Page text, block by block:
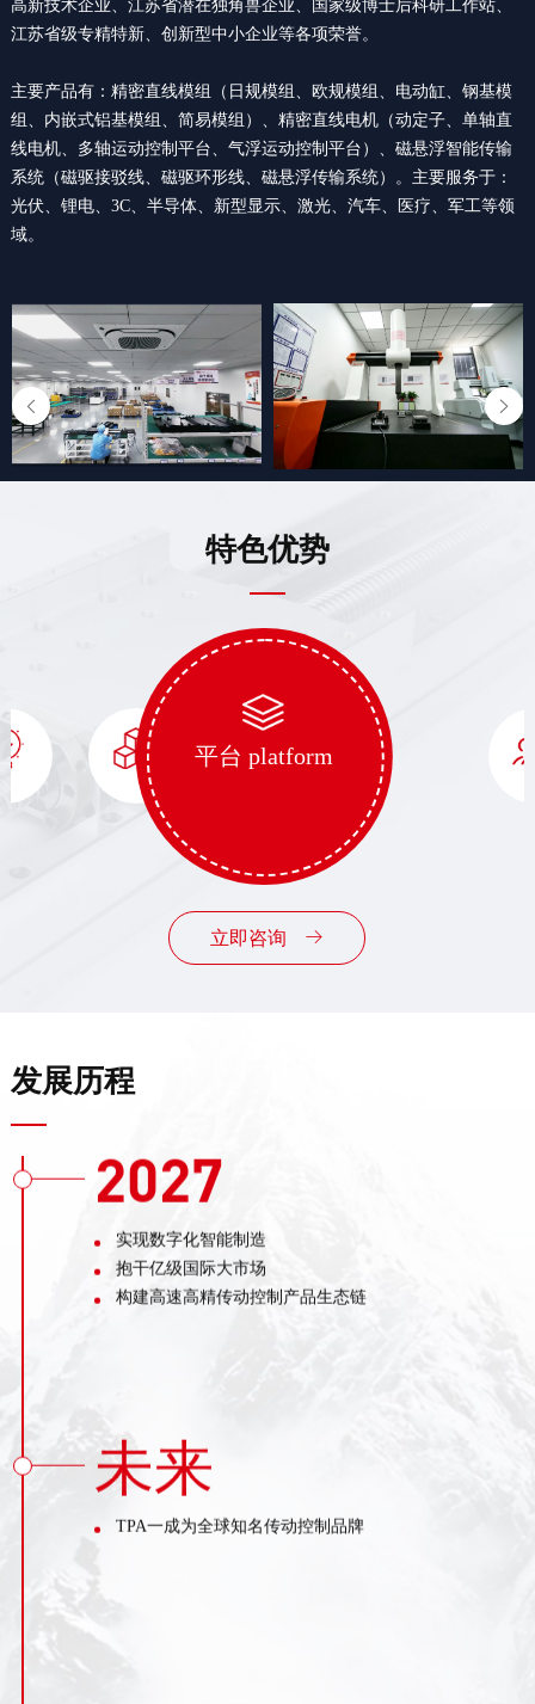
高新技术企业、江苏省潜在独角兽企业、国家级博士后科研工作站、
江苏省级专精特新、创新型中小企业等各项荣誉。
主要产品有：精密直线模组（日规模组、欧规模组、电动缸、钢基模
组、内嵌式铝基模组、简易模组）、精密直线电机（动定子、单轴直
线电机、多轴运动控制平台、气浮运动控制平台）、磁悬浮智能传输
系统（磁驱接驳线、磁驱环形线、磁悬浮传输系统）。主要服务于：
光伏、锂电、3C、半导体、新型显示、激光、汽车、医疗、军工等领
域。
特色优势
平台 platform
立即咨询
发展历程
2025
精密直线模组、精密直线电机、磁悬浮智能
传输系统三大核心产品，均顺利达成预期销售目标。
设立马来西亚、印度尼西亚、新加坡、德国代理商
2026
成立越南分公司
完成气浮运动控制平台量产
2027
抱干亿级国际大市场
构建高速高精传动控制产品生态链
未来